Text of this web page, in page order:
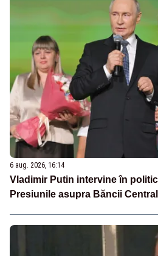
6 aug. 2026, 16:14
Vladimir Putin intervine în
Presiunile asupra Băncii